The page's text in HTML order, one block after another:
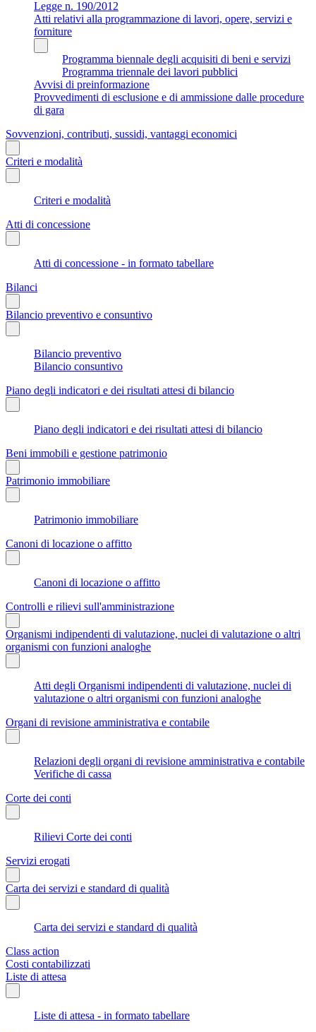
Legge n. 190/2012
Atti relativi alla programmazione di lavori, opere, servizi e
forniture
Programma biennale degli acquisiti di beni e servizi
Programma triennale dei lavori pubblici
Avvisi di preinformazione
Provvedimenti di esclusione e di ammissione dalle procedure
di gara
Sovvenzioni, contributi, sussidi, vantaggi economici
Criteri e modalità
Criteri e modalità
Atti di concessione
Atti di concessione - in formato tabellare
Bilanci
Bilancio preventivo e consuntivo
Bilancio preventivo
Bilancio consuntivo
Piano degli indicatori e dei risultati attesi di bilancio
Piano degli indicatori e dei risultati attesi di bilancio
Beni immobili e gestione patrimonio
Patrimonio immobiliare
Patrimonio immobiliare
Canoni di locazione o affitto
Canoni di locazione o affitto
Controlli e rilievi sull'amministrazione
Organismi indipendenti di valutazione, nuclei di valutazione o altri
organismi con funzioni analoghe
Atti degli Organismi indipendenti di valutazione, nuclei di
valutazione o altri organismi con funzioni analoghe
Organi di revisione amministrativa e contabile
Relazioni degli organi di revisione amministrativa e contabile
Verifiche di cassa
Corte dei conti
Rilievi Corte dei conti
Servizi erogati
Carta dei servizi e standard di qualità
Carta dei servizi e standard di qualità
Class action
Costi contabilizzati
Liste di attesa
Liste di attesa - in formato tabellare